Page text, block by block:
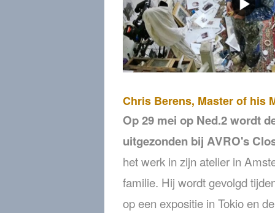
Chris Berens, Master of his
Op 29 mei op Ned.2 wordt
uitgezonden bij AVRO's
het werk in zijn atelier in
familie. Hij wordt gevolgd
op een expositie in Tokio en